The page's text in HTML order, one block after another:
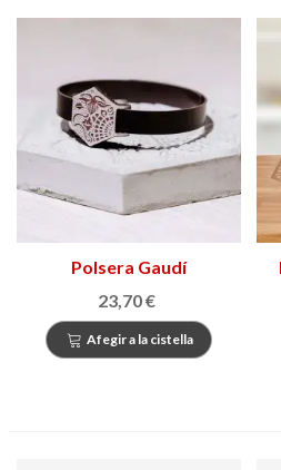
Polsera Gaudí
23,70 €
Afegir a la cistella